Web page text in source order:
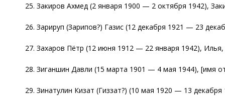
25. Закиров Ахмед (2 января 1900 — 2 октября 1942),
26. Зарируп (Зарипов?) Газис (12 декабря 1921 — 23
27. Захаров Пётр (12 июня 1912 — 22 января 1942),
28. Зиганшин Давли (15 марта 1901 — 4 мая 1944), [имя
29. Зинатулин Кизат (Гиззат?) (10 мая 1920 — 13